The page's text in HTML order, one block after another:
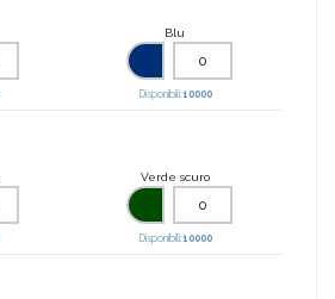
Blu
Disponibili:10000
Verde scuro
Disponibili:10000